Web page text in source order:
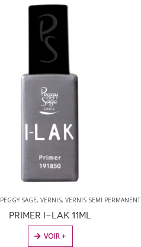
PEGGY SAGE, VERNIS, VERNIS SEMI PERMANENT
VOIR +